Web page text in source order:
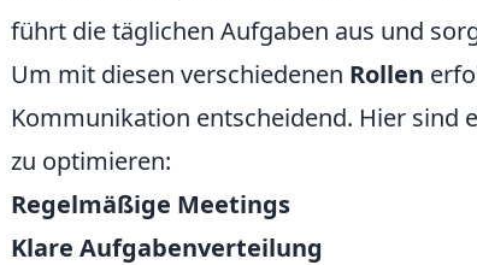
führt die täglichen Aufgaben aus und
Um mit diesen verschiedenen Rollen
Kommunikation entscheidend. Hier sind
zu optimieren:
Regelmäßige Meetings
Klare Aufgabenverteilung